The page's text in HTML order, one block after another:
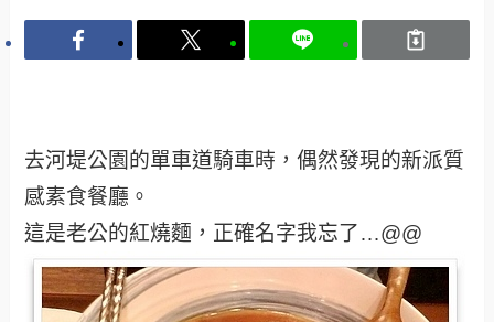
去河堤公園的單車道騎車時，偶然發現的新派質
感素食餐廳。
這是老公的紅燒麵，正確名字我忘了…@@